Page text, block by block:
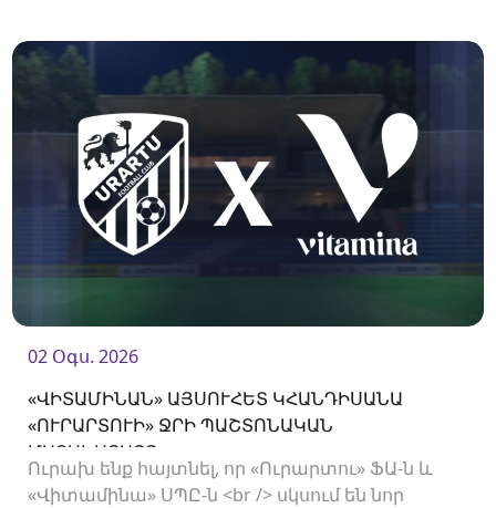
02 Օգս. 2026
«ՎԻՏԱՄԻՆԱՆ» ԱՅՍՈՒՀԵՏ ԿՀԱՆԴԻՍԱՆԱ
«ՈՒՐԱՐՏՈՒԻ» ՋՐԻ ՊԱՇՏՈՆԱԿԱՆ
ՄԱՏԱԿԱՐԱՐԸ
Ուրախ ենք հայտնել, որ «Ուրարտու» ՖԱ-ն և
«Վիտամինա» ՍՊԸ-ն <br /> սկսում են նոր